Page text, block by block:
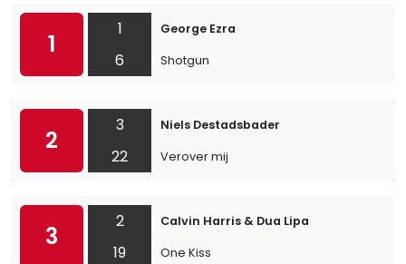
1
1
6
George Ezra
Shotgun
2
3
22
Niels Destadsbader
Verover mij
3
2
19
Calvin Harris & Dua Lipa
One Kiss